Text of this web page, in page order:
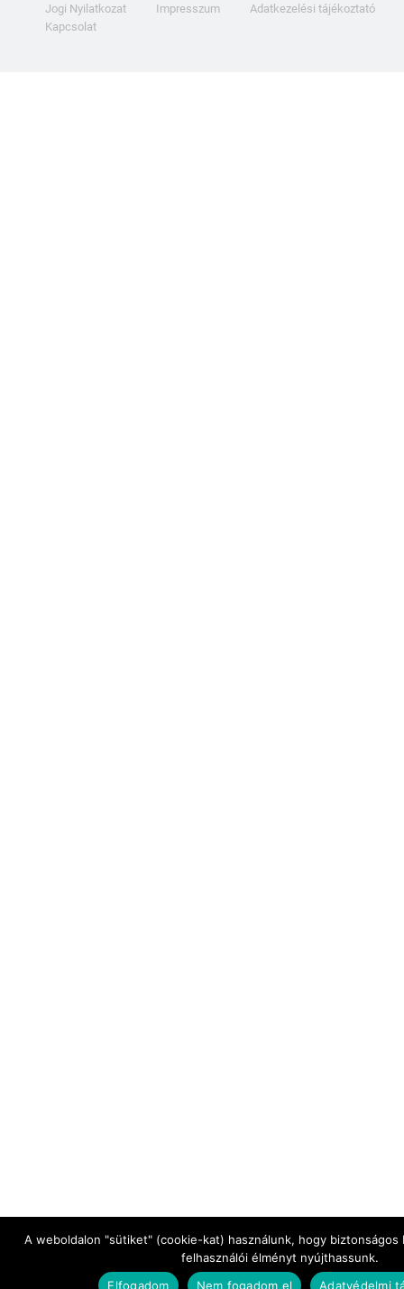
Jogi Nyilatkozat Impresszum
Adatkezelési tájékoztató
Kapcsolat
A weboldalon "sütiket" (cookie-kat) használunk, hogy
felhasználói élményt nyújthassunk.
Elfogadom
Nem fogadom el Adatvédelmi